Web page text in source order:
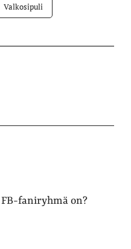
Valkosipuli
faniryhmä on?